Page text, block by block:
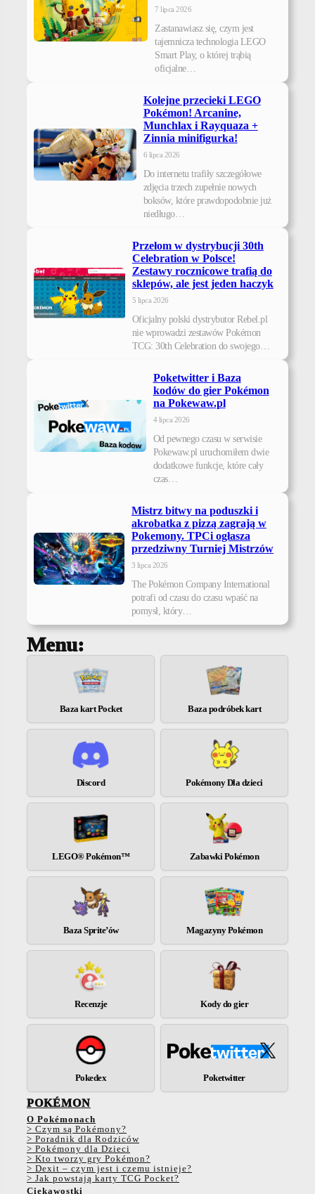
7 lipca 2026
Zastanawiasz się, czym jest
tajemnicza technologia LEGO
Smart Play, o której trąbią
oficjalne…
Kolejne przecieki LEGO
Pokémon! Arcanine,
Munchlax i Rayquaza +
Zinnia minifigurka!
6 lipca 2026
Do internetu trafiły szczegółowe
zdjęcia trzech zupełnie nowych
boksów, które prawdopodobnie już
niedługo…
Przełom w dystrybucji 30th
Celebration w Polsce!
Zestawy rocznicowe trafią do
sklepów, ale jest jeden haczyk
5 lipca 2026
Oficjalny polski dystrybutor Rebel.pl
nie wprowadzi zestawów Pokémon
TCG: 30th Celebration do swojego…
Poketwitter i Baza
kodów do gier Pokémon
na Pokewaw.pl
4 lipca 2026
Od pewnego czasu w serwisie
Pokewaw.pl uruchomiłem dwie
dodatkowe funkcje, które cały
czas…
Mistrz bitwy na poduszki i
akrobatka z pizzą zagrają w
Pokemony. TPCi ogłasza
przedziwny Turniej Mistrzów
3 lipca 2026
The Pokémon Company International
potrafi od czasu do czasu wpaść na
pomysł, który…
Menu:
Baza kart Pocket Baza podróbek kart
Discord Pokémony Dla dzieci
LEGO® Pokémon™ Zabawki Pokémon
Baza Sprite’ów Magazyny Pokémon
Recenzje Kody do gier
Pokedex Poketwitter
POKÉMON
O Pokémonach
> Czym są Pokémony?
> Poradnik dla Rodziców
> Pokémony dla Dzieci
> Kto tworzy gry Pokémon?
> Dexit – czym jest i czemu istnieje?
> Jak powstają karty TCG Pocket?
Ciekawostki